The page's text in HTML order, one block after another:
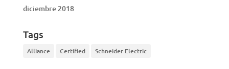
diciembre 2018
Tags
Alliance Certified Schneider Electric